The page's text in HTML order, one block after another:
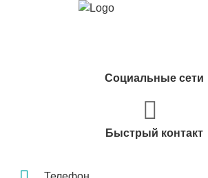
Социальные сети
Быстрый контакт